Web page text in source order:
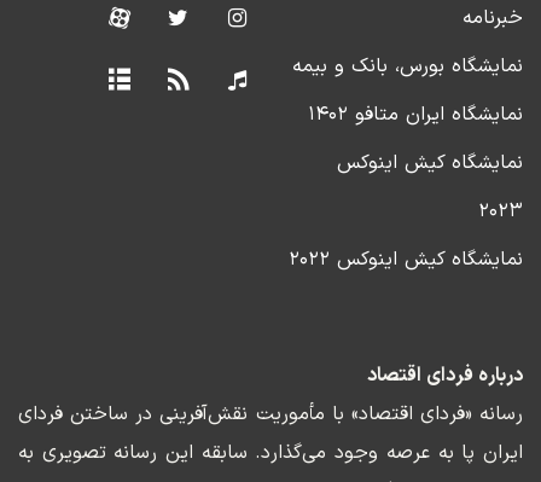
خبرنامه
نمایشگاه بورس، بانک و بیمه
نمایشگاه ایران متافو ۱۴۰۲
نمایشگاه کیش اینوکس
۲۰۲۳
نمایشگاه کیش اینوکس ۲۰۲۲
درباره فردای اقتصاد
رسانه «فردای اقتصاد» با مأموریت نقش‌آفرینی در ساختن فردای
ایران پا به عرصه وجود می‌گذارد. سابقه این رسانه تصویری به